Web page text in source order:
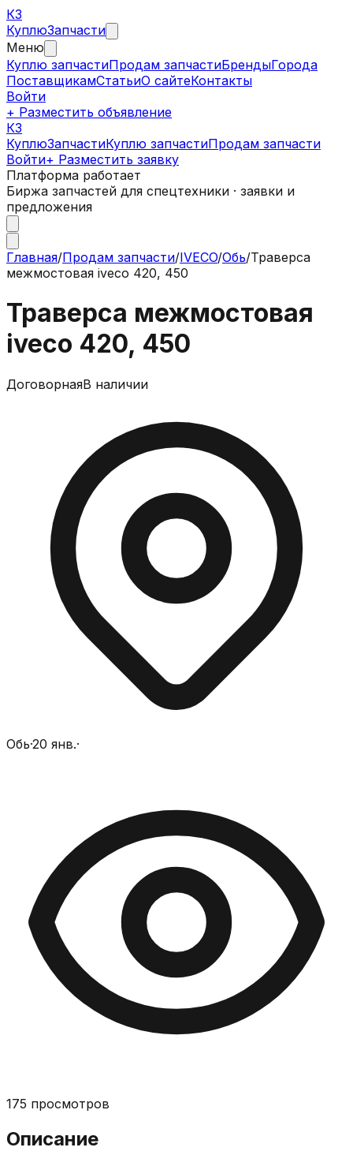
КЗ
КуплюЗапчасти
Меню
Куплю запчастиПродам запчастиБрендыГорода
ПоставщикамСтатьиО сайтеКонтакты
Войти
+ Разместить объявление
КЗ
КуплюЗапчастиКуплю запчастиПродам запчасти
Войти+ Разместить заявку
Платформа работает
Биржа запчастей для спецтехники · заявки и
предложения
Главная/Продам запчасти/IVECO/Обь/Траверса
межмостовая iveco 420, 450
Траверса межмостовая
iveco 420, 450
ДоговорнаяВ наличии
Обь·20 янв.·
175 просмотров
Описание